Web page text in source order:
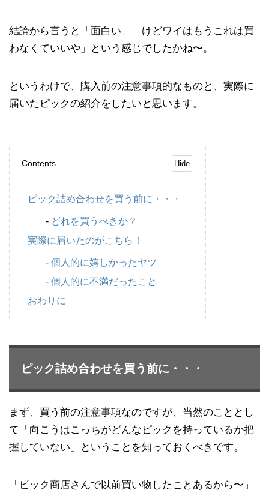
結論から言うと「面白い」「けどワイはもうこれは買
わなくていいや」という感じでしたかね〜。
というわけで、購入前の注意事項的なものと、実際に
届いたピックの紹介をしたいと思います。
Contents
ピック詰め合わせを買う前に・・・
どれを買うべきか？
実際に届いたのがこちら！
個人的に嬉しかったヤツ
個人的に不満だったこと
おわりに
ピック詰め合わせを買う前に・・・
まず、買う前の注意事項なのですが、当然のこととし
て「向こうはこっちがどんなピックを持っているか把
握していない」ということを知っておくべきです。
「ピック商店さんで以前買い物したことあるから〜」